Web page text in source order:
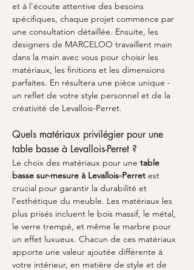
et à l'écoute attentive des besoins
spécifiques, chaque projet commence par
une consultation détaillée. Ensuite, les
designers de MARCELOO travaillent main
dans la main avec vous pour choisir les
matériaux, les finitions et les dimensions
parfaites. En résultera une pièce unique -
un reflet de votre style personnel et de la
créativité de Levallois-Perret.
Quels matériaux privilégier pour une
table basse à Levallois-Perret ?
Le choix des matériaux pour une table
basse sur-mesure à Levallois-Perret est
crucial pour garantir la durabilité et
l’esthétique du meuble. Les matériaux les
plus prisés incluent le bois massif, le métal,
le verre trempé, et même le marbre pour
un effet luxueux. Chacun de ces matériaux
apporte une valeur ajoutée différente à
votre intérieur, en matière de style et de